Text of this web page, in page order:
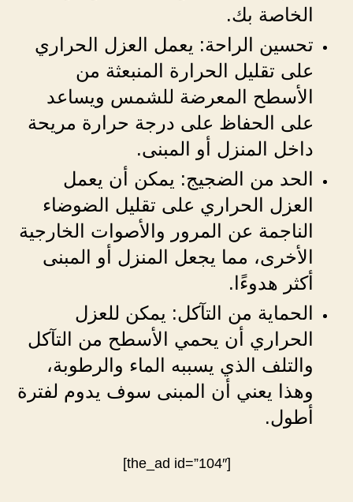
الخاصة بك.
تحسين الراحة: يعمل العزل الحراري
على تقليل الحرارة المنبعثة من
الأسطح المعرضة للشمس ويساعد
على الحفاظ على درجة حرارة مريحة
داخل المنزل أو المبنى.
الحد من الضجيج: يمكن أن يعمل
العزل الحراري على تقليل الضوضاء
الناجمة عن المرور والأصوات الخارجية
الأخرى، مما يجعل المنزل أو المبنى
أكثر هدوءًا.
الحماية من التآكل: يمكن للعزل
الحراري أن يحمي الأسطح من التآكل
والتلف الذي يسببه الماء والرطوبة،
وهذا يعني أن المبنى سوف يدوم لفترة
أطول.
[the_ad id=”104″]